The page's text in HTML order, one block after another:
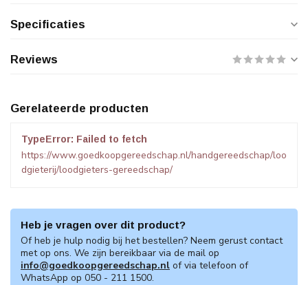
Specificaties
Reviews
Gerelateerde producten
TypeError: Failed to fetch
https://www.goedkoopgereedschap.nl/handgereedschap/loo
dgieterij/loodgieters-gereedschap/
Heb je vragen over dit product?
Of heb je hulp nodig bij het bestellen? Neem gerust contact
met op ons. We zijn bereikbaar via de mail op
info@goedkoopgereedschap.nl of via telefoon of
WhatsApp op 050 - 211 1500.